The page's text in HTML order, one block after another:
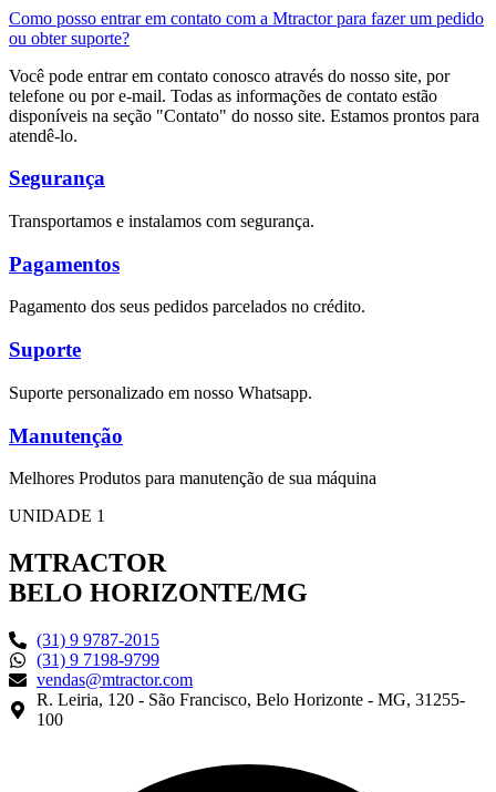
Como posso entrar em contato com a Mtractor para fazer um pedido
ou obter suporte?
Você pode entrar em contato conosco através do nosso site, por
telefone ou por e-mail. Todas as informações de contato estão
disponíveis na seção "Contato" do nosso site. Estamos prontos para
atendê-lo.
Segurança
Transportamos e instalamos com segurança.
Pagamentos
Pagamento dos seus pedidos parcelados no crédito.
Suporte
Suporte personalizado em nosso Whatsapp.
Manutenção
Melhores Produtos para manutenção de sua máquina
UNIDADE 1
MTRACTOR
BELO HORIZONTE/MG
(31) 9 9787-2015
(31) 9 7198-9799
vendas@mtractor.com
R. Leiria, 120 - São Francisco, Belo Horizonte - MG, 31255-
100